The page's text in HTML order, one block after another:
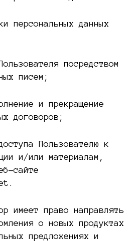
персональных данных
посредством
писем;
и прекращение
договоров;
Пользователю к
и/или материалам,
сайте
имеет право направлять
о новых продуктах
предложениях и